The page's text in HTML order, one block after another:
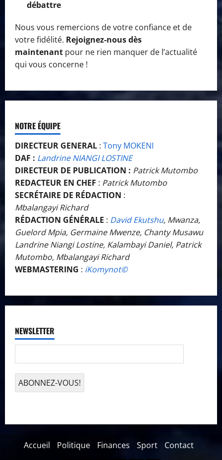
débattre
Nous vous remercions de votre confiance et de
votre fidélité. Rejoignez-nous dès
maintenant pour ne rien manquer de l’actualité
qui vous concerne !
NOTRE ÉQUIPE
DIRECTEUR GENERAL : Tony MOKENI
DAF : Landrine NIANGI LOSTINE
DIRECTEUR DE PUBLICATION : Patrick Mutombo
REDACTEUR EN CHEF : Patrick Mutombo
SECRÉTAIRE DE RÉDACTION :
Mbalangayi Richard
RÉDACTION GÉNÉRALE : David Ekutshu, Mwanza,
Guelord Mpia, Germaine Mwenze, Chanty Musawu
Landrine Niangi Lostine, Kalambayi Daniel, Patrick
Mutombo, Mbalangayi Richard
WEBMASTERING : iKomynot©️
NEWSLETTER
Accueil Politique Finances Sport Contact